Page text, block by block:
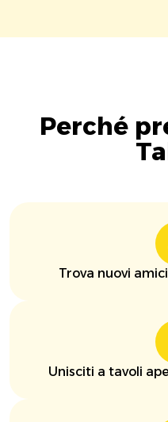
Perché
Trova nuovi
Unisciti a tavoli